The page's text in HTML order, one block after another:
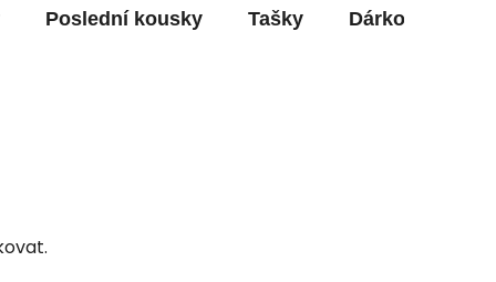
KOŠÍK
Poslední kousky Tašky Dárkové